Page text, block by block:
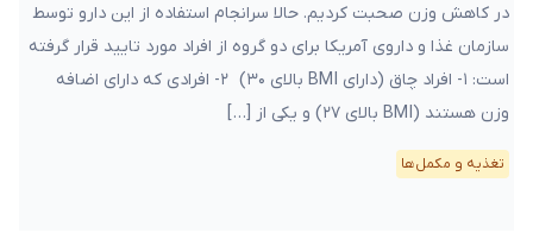
در کاهش وزن صحبت کردیم. حالا سرانجام استفاده از این دارو توسط
سازمان غذا و داروی آمریکا برای دو گروه از افراد مورد تایید قرار گرفته
است: ۱- افراد چاق (دارای BMI بالای ۳۰) ۲- افرادی که دارای اضافه
وزن هستند (BMI بالای ۲۷) و یکی از […]
تغذیه و مکمل‌ها